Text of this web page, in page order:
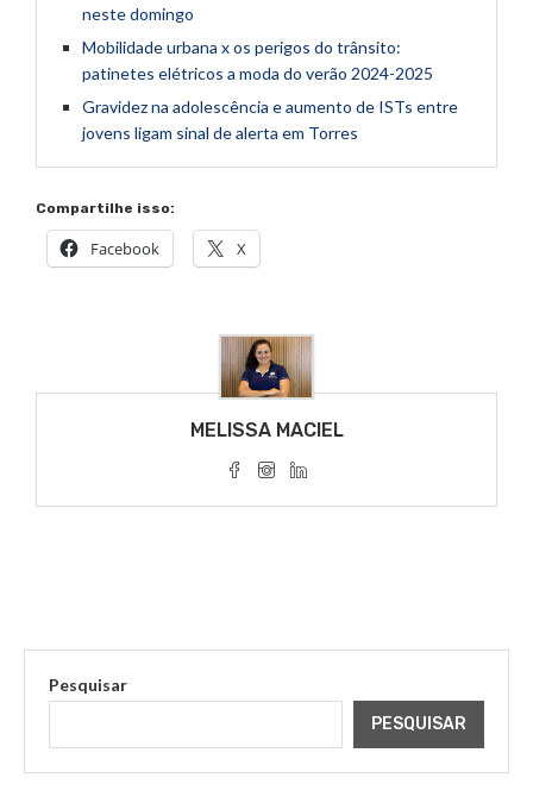
neste domingo
Mobilidade urbana x os perigos do trânsito:
patinetes elétricos a moda do verão 2024-2025
Gravidez na adolescência e aumento de ISTs entre
jovens ligam sinal de alerta em Torres
Compartilhe isso:
Facebook X
MELISSA MACIEL
Pesquisar
PESQUISAR